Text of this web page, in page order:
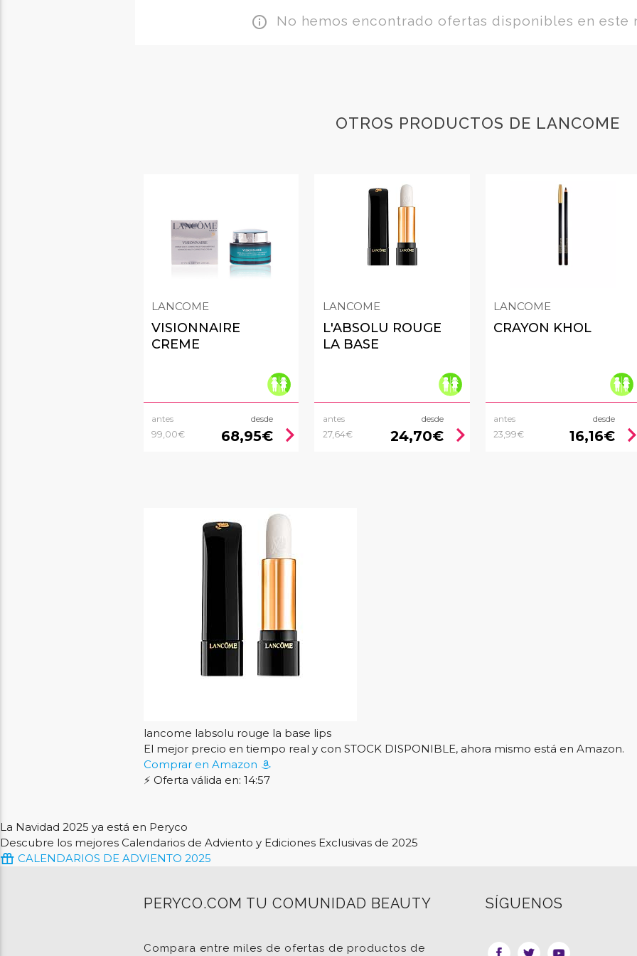
info_outline No hemos encontrado ofertas disponibles en este
OTROS PRODUCTOS DE LANCOME
LANCOME
VISIONNAIRE
CREME
antes
99,00€
desde
68,95€ chevron_right
LANCOME
L'ABSOLU ROUGE
LA BASE
antes
27,64€
desde
24,70€ chevron_right
LANCOME
CRAYON KHOL
antes
23,99€
desde
16,16€
lancome labsolu rouge la base lips
El mejor precio en tiempo real y con STOCK DISPONIBLE, ahora mismo está en Amazon.
Comprar en Amazon
⚡ Oferta válida en: 14:56
La Navidad 2025 ya está en Peryco
Descubre los mejores Calendarios de Adviento y Ediciones Exclusivas de 2025
CALENDARIOS DE ADVIENTO 2025
PERYCO.COM TU COMUNIDAD BEAUTY
Compara entre miles de ofertas de productos de
SÍGUENOS